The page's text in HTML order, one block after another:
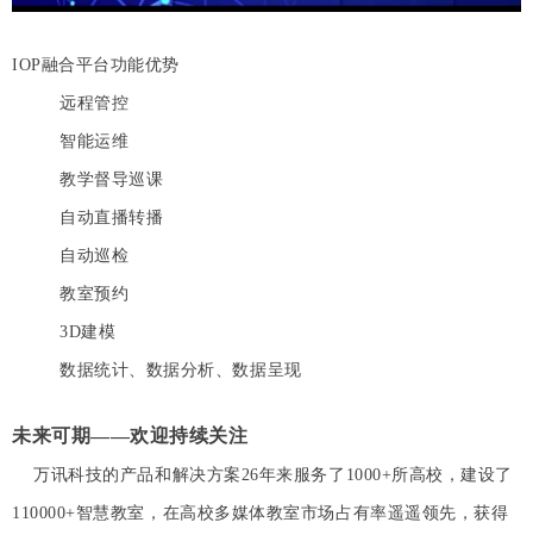
IOP融合平台功能优势
远程管控
智能运维
教学督导巡课
自动直播转播
自动巡检
教室预约
3D建模
数据统计、数据分析、数据呈现
未来可期——欢迎持续关注
万讯科技的产品和解决方案26年来服务了1000+所高校，建设了
110000+智慧教室，在高校多媒体教室市场占有率遥遥领先，获得